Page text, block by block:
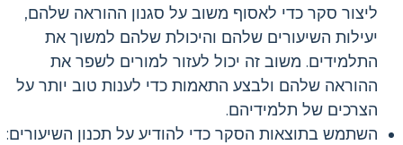
ליצור סקר כדי לאסוף משוב על סגנון ההוראה שלהם,
יעילות השיעורים שלהם והיכולת שלהם למשוך את
התלמידים. משוב זה יכול לעזור למורים לשפר את
ההוראה שלהם ולבצע התאמות כדי לענות טוב יותר על
הצרכים של תלמידיהם.
השתמש בתוצאות הסקר כדי להודיע על תכנון השיעורים: